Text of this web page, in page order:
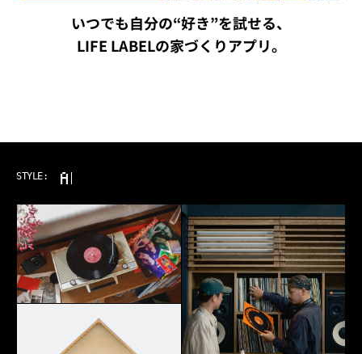
いつでも自分の“好き”を試せる、
LIFE LABELの家づくりアプリ。
STYLE: ART & MUSIC